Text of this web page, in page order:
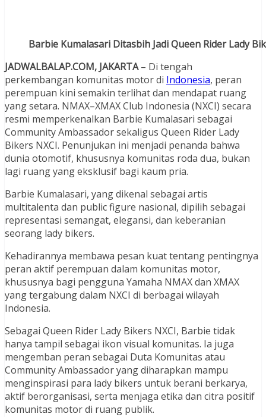
Barbie Kumalasari Ditasbih Jadi Queen Rider Lady
JADWALBALAP.COM, JAKARTA– Di tengah
perkembangan komunitas motor di Indonesia, peran
perempuan kini semakin terlihat dan mendapat ruang
yang setara. NMAX–XMAX Club Indonesia (NXCI) secara
resmi memperkenalkan Barbie Kumalasari sebagai
Community Ambassador sekaligus Queen Rider Lady
Bikers NXCI. Penunjukan ini menjadi penanda bahwa
dunia otomotif, khususnya komunitas roda dua, bukan
lagi ruang yang eksklusif bagi kaum pria.
Barbie Kumalasari, yang dikenal sebagai artis
multitalenta dan public figure nasional, dipilih sebagai
representasi semangat, elegansi, dan keberanian
seorang lady bikers.
Kehadirannya membawa pesan kuat tentang pentingnya
peran aktif perempuan dalam komunitas motor,
khususnya bagi pengguna Yamaha NMAX dan XMAX
yang tergabung dalam NXCI di berbagai wilayah
Indonesia.
Sebagai Queen Rider Lady Bikers NXCI, Barbie tidak
hanya tampil sebagai ikon visual komunitas. Ia juga
mengemban peran sebagai Duta Komunitas atau
Community Ambassador yang diharapkan mampu
menginspirasi para lady bikers untuk berani berkarya,
aktif berorganisasi, serta menjaga etika dan citra positif
komunitas motor di ruang publik.